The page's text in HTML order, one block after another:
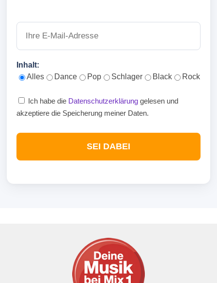
Inhalt:
Alles
Dance Pop Schlager Black Rock
Ich habe die Datenschutzerklärung gelesen und
akzeptiere die Speicherung meiner Daten.
SEI DABEI